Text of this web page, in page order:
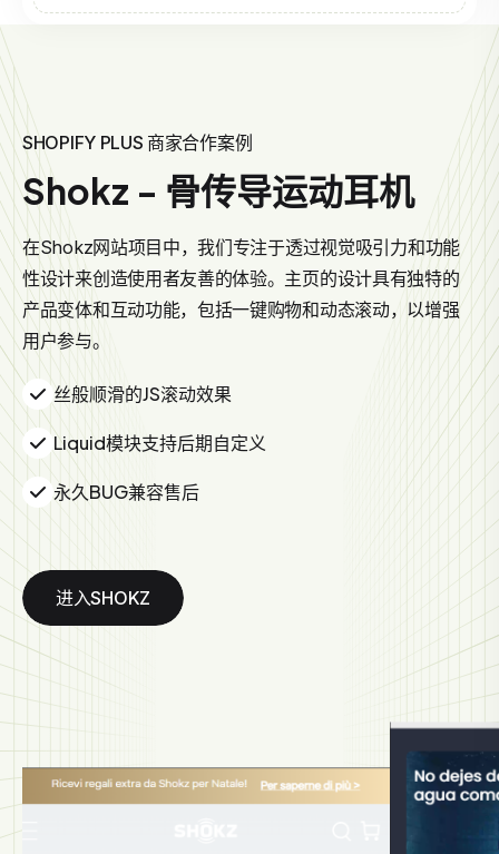
SHOPIFY PLUS 商家合作案例
Shokz - 骨传导运动耳机
在Shokz网站项目中，我们专注于透过视觉吸引力和功能
性设计来创造使用者友善的体验。主页的设计具有独特的
产品变体和互动功能，包括一键购物和动态滚动，以增强
用户参与。
丝般顺滑的JS滚动效果
Liquid模块支持后期自定义
永久BUG兼容售后
进入SHOKZ